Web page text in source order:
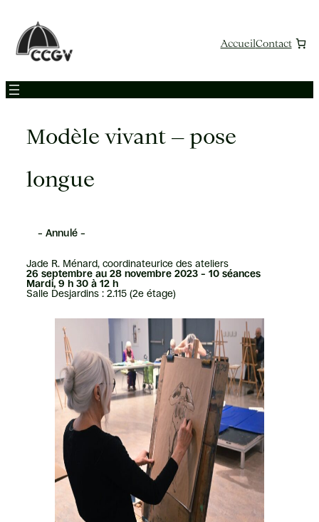
contenu
AccueilContact
Modèle vivant – pose
longue
– Annulé –
Jade R. Ménard, coordinateurice des ateliers
26 septembre au 28 novembre 2023 – 10 séances
Mardi, 9 h 30 à 12 h
Salle Desjardins : 2.115 (2e étage)